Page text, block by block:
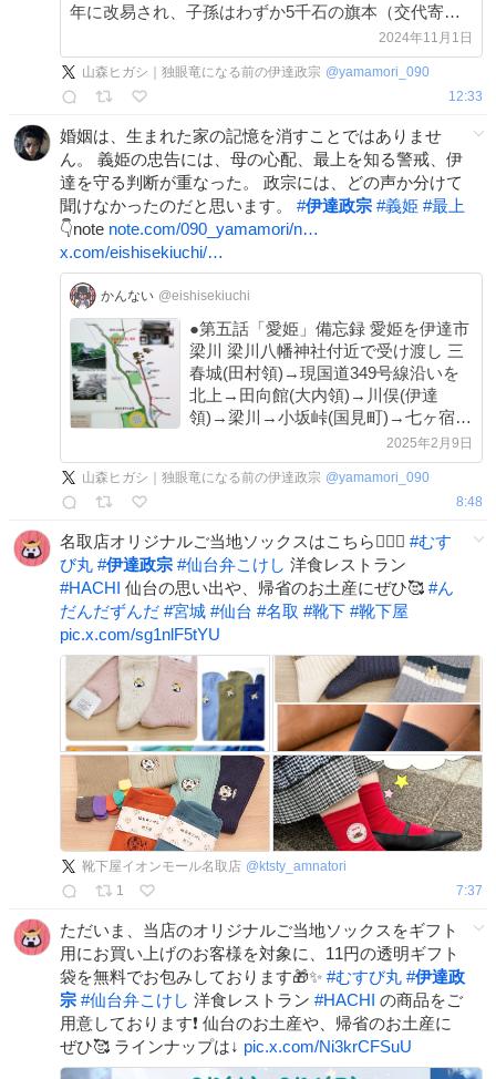
年に改易され、子孫はわずか5千石の旗本（交代寄
ja.m.wikipedia.org/wiki/%E6%9C%80…
2024年11月1日
山森ヒガシ｜独眼竜になる前の伊達政宗 @yamamori_090
12:33
婚姻は、生まれた家の記憶を消すことではありませ
ん。 義姫の忠告には、母の心配、最上を知る警戒、伊
達を守る判断が重なった。 政宗には、どの声か分けて
聞けなかったのだと思います。 #伊達政宗 #義姫 #最上
👇note note.com/090_yamamori/n…
x.com/eishisekiuchi/…
かんない @eishisekiuchi
●第五話「愛姫」備忘録 愛姫を伊達市
梁川 梁川八幡神社付近で受け渡し 三
春城(田村領)→現国道349号線沿いを
北上→田向館(大内領)→川俣(伊達
領)→梁川→小坂峠(国見町)→七ヶ宿
(宮城県)→二井宿峠→出羽国(山形県)
へ→米沢城
matipura.com/gout/history/8… miharu-
2025年2月9日
山森ヒガシ｜独眼竜になる前の伊達政宗 @yamamori_090
8:48
名取店オリジナルご当地ソックスはこちら💁🏻‍♀️ #むす
び丸 #伊達政宗 #仙台弁こけし 洋食レストラン
#HACHI 仙台の思い出や、帰省のお土産にぜひ🥰 #ん
だんだずんだ #宮城 #仙台 #名取 #靴下 #靴下屋
pic.x.com/sg1nlF5tYU
靴下屋イオンモール名取店 @ ktsty_amnatori
1
7:37
ただいま、当店のオリジナルご当地ソックスをギフト
用にお買い上げのお客様を対象に、11円の透明ギフト
袋を無料でお包みしております🎁✨ #むすび丸 #伊達政
宗 #仙台弁こけし 洋食レストラン #HACHI の商品をご
用意しております❗️ 仙台のお土産や、帰省のお土産に
ぜひ🥰 ラインナップは↓ pic.x.com/Ni3krCFSuU